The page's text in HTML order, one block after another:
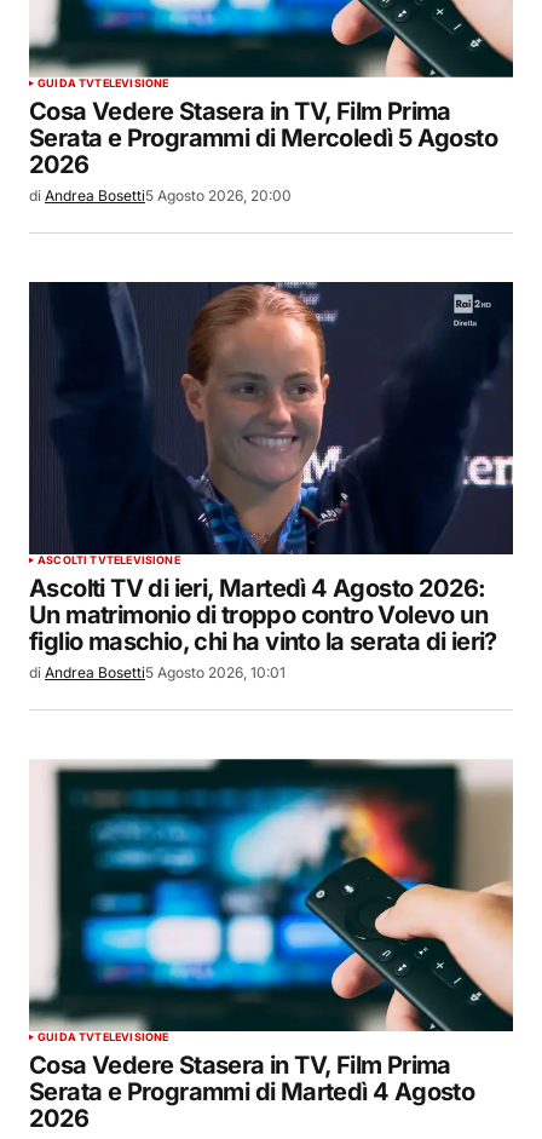
GUIDA TVTELEVISIONE
Cosa Vedere Stasera in TV, Film Prima
Serata e Programmi di Mercoledì 5 Agosto
2026
di Andrea Bosetti5 Agosto 2026, 20:00
ASCOLTI TVTELEVISIONE
Ascolti TV di ieri, Martedì 4 Agosto 2026:
Un matrimonio di troppo contro Volevo un
figlio maschio, chi ha vinto la serata di ieri?
di Andrea Bosetti5 Agosto 2026, 10:01
GUIDA TVTELEVISIONE
Cosa Vedere Stasera in TV, Film Prima
Serata e Programmi di Martedì 4 Agosto
2026